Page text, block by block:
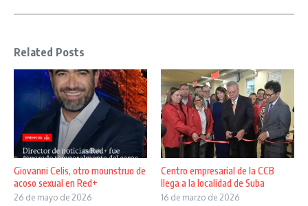
Related Posts
Giovanni Celis, otro mounstruo de
acoso sexual en Red+
26 de mayo de 2026
Centro empresarial de la CCB
llega a la localidad de Suba
16 de marzo de 2026